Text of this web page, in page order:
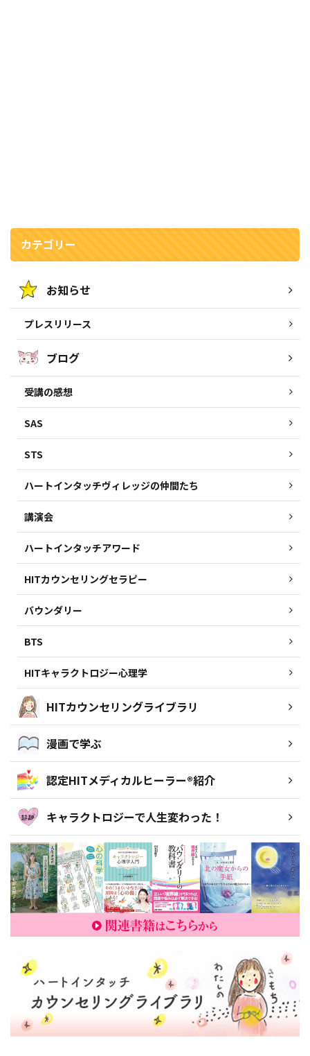
カテゴリー
お知らせ
プレスリリース
ブログ
受講の感想
SAS
STS
ハートインタッチヴィレッジの仲間たち
講演会
ハートインタッチアワード
HITカウンセリングセラピー
バウンダリー
BTS
HITキャラクトロジー心理学
HITカウンセリングライブラリ
漫画で学ぶ
認定HITメディカルヒーラー®紹介
キャラクトロジーで人生変わった！